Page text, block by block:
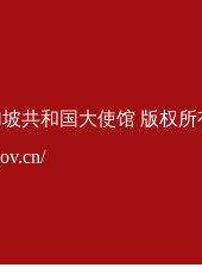
共和国大使馆 版权所